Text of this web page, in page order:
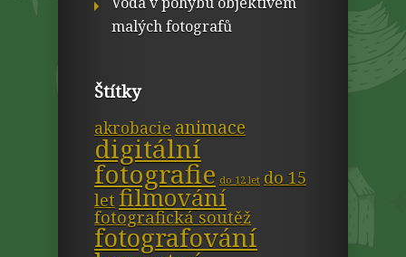
malých fotografů
Štítky
akrobacie animace
digitální
fotografie do 12 let do 15
let filmování
fotografická soutěž
fotografování